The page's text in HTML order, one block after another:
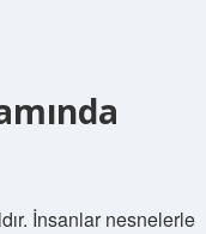
İnsanlar nesnelerle